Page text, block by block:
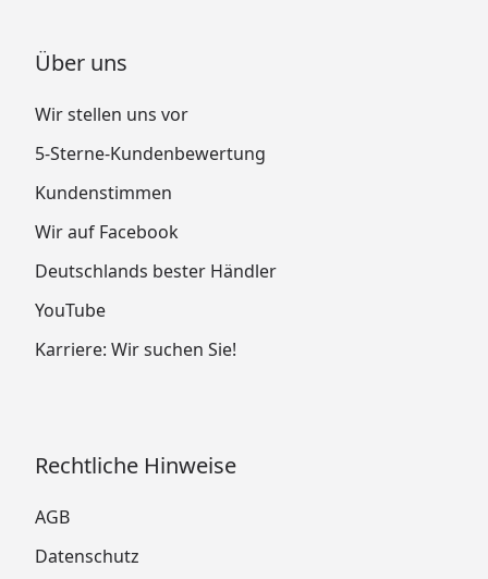
Über uns
Wir stellen uns vor
5-Sterne-Kundenbewertung
Kundenstimmen
Wir auf Facebook
Deutschlands bester Händler
YouTube
Karriere: Wir suchen Sie!
Rechtliche Hinweise
AGB
Datenschutz